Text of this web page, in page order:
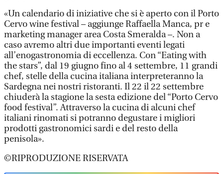
«Un calendario di iniziative che si è aperto con il Porto
Cervo wine festival – aggiunge Raffaella Manca, pr e
marketing manager area Costa Smeralda –. Non a
caso avremo altri due importanti eventi legati
all’enogastronomia di eccellenza. Con “Eating with
the stars”, dal 19 giugno fino al 4 settembre, 11 grandi
chef, stelle della cucina italiana interpreteranno la
Sardegna nei nostri ristoranti. Il 22 il 22 settembre
chiuderà la stagione la sesta edizione del “Porto Cervo
food festival”. Attraverso la cucina di alcuni chef
italiani rinomati si potranno degustare i migliori
prodotti gastronomici sardi e del resto della
penisola».
©RIPRODUZIONE RISERVATA